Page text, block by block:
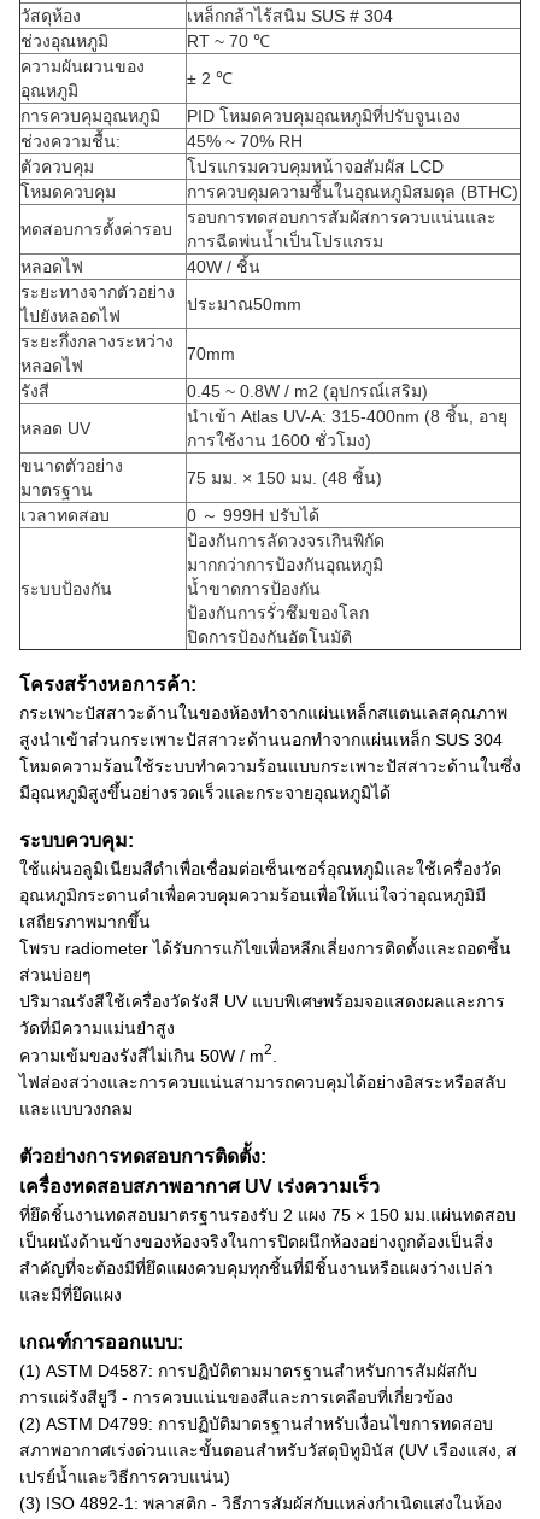
วัสดุห้อง
เหล็กกล้าไร้สนิม SUS # 304
ช่วงอุณหภูมิ
RT ~ 70 ℃
ความผันผวนของ
อุณหภูมิ
± 2 ℃
การควบคุมอุณหภูมิ
PID โหมดควบคุมอุณหภูมิที่ปรับจูนเอง
ช่วงความชื้น:
45% ~ 70% RH
ตัวควบคุม
โปรแกรมควบคุมหน้าจอสัมผัส LCD
โหมดควบคุม
การควบคุมความชื้นในอุณหภูมิสมดุล (BTHC)
ทดสอบการตั้งค่ารอบ
รอบการทดสอบการสัมผัสการควบแน่นและ
การฉีดพ่นน้ำเป็นโปรแกรม
หลอดไฟ
40W / ชิ้น
ระยะทางจากตัวอย่าง
ไปยังหลอดไฟ
ประมาณ50mm
ระยะกึ่งกลางระหว่าง
หลอดไฟ
70mm
รังสี
0.45 ~ 0.8W / m2 (อุปกรณ์เสริม)
หลอด UV
นำเข้า Atlas UV-A: 315-400nm (8 ชิ้น, อายุ
การใช้งาน 1600 ชั่วโมง)
ขนาดตัวอย่าง
มาตรฐาน
75 มม. × 150 มม. (48 ชิ้น)
เวลาทดสอบ
0 ～ 999H ปรับได้
ระบบป้องกัน
ป้องกันการลัดวงจรเกินพิกัด
มากกว่าการป้องกันอุณหภูมิ
น้ำขาดการป้องกัน
ป้องกันการรั่วซึมของโลก
ปิดการป้องกันอัตโนมัติ
โครงสร้างหอการค้า:
กระเพาะปัสสาวะด้านในของห้องทำจากแผ่นเหล็กสแตนเลสคุณภาพ
สูงนำเข้าส่วนกระเพาะปัสสาวะด้านนอกทำจากแผ่นเหล็ก SUS 304
โหมดความร้อนใช้ระบบทำความร้อนแบบกระเพาะปัสสาวะด้านในซึ่ง
มีอุณหภูมิสูงขึ้นอย่างรวดเร็วและกระจายอุณหภูมิได้
ระบบควบคุม:
ใช้แผ่นอลูมิเนียมสีดำเพื่อเชื่อมต่อเซ็นเซอร์อุณหภูมิและใช้เครื่องวัด
อุณหภูมิกระดานดำเพื่อควบคุมความร้อนเพื่อให้แน่ใจว่าอุณหภูมิมี
เสถียรภาพมากขึ้น
โพรบ radiometer ได้รับการแก้ไขเพื่อหลีกเลี่ยงการติดตั้งและถอดชิ้น
ส่วนบ่อยๆ
ปริมาณรังสีใช้เครื่องวัดรังสี UV แบบพิเศษพร้อมจอแสดงผลและการ
วัดที่มีความแม่นยำสูง
ความเข้มของรังสีไม่เกิน 50W / m2
ไฟส่องสว่างและการควบแน่นสามารถควบคุมได้อย่างอิสระหรือสลับ
และแบบวงกลม
ตัวอย่างการทดสอบการติดตั้ง:
เครื่องทดสอบสภาพอากาศ UV เร่งความเร็ว
ที่ยึดชิ้นงานทดสอบมาตรฐานรองรับ 2 แผง 75 × 150 มม.แผ่นทดสอบ
เป็นผนังด้านข้างของห้องจริงในการปิดผนึกห้องอย่างถูกต้องเป็นสิ่ง
สำคัญที่จะต้องมีที่ยึดแผงควบคุมทุกชิ้นที่มีชิ้นงานหรือแผงว่างเปล่า
และมีที่ยึดแผง
เกณฑ์การออกแบบ:
(1) ASTM D4587: การปฏิบัติตามมาตรฐานสำหรับการสัมผัสกับ
การแผ่รังสียูวี - การควบแน่นของสีและการเคลือบที่เกี่ยวข้อง
(2) ASTM D4799: การปฏิบัติมาตรฐานสำหรับเงื่อนไขการทดสอบ
สภาพอากาศเร่งด่วนและขั้นตอนสำหรับวัสดุบิทูมินัส (UV เรืองแสง, ส
เปรย์น้ำและวิธีการควบแน่น)
(3) ISO 4892-1: พลาสติก - วิธีการสัมผัสกับแหล่งกำเนิดแสงในห้อง